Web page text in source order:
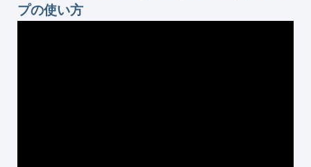
プの使い方